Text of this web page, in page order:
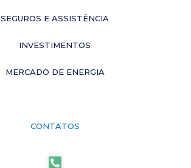
SEGUROS E ASSISTÊNCIA
INVESTIMENTOS
MERCADO DE ENERGIA
CONTATOS